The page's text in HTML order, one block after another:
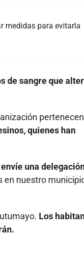
medidas para evitarla
de sangre que
pertenecen
quienes han
una
en nuestro
Los